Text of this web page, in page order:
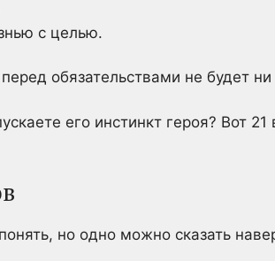
с целью.
обязательствами не будет
его инстинкт героя? Вот
но одно можно сказать